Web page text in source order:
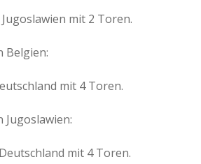
mit 2 Toren.
Belgien:
mit 4 Toren.
Jugoslawien:
mit 4 Toren.